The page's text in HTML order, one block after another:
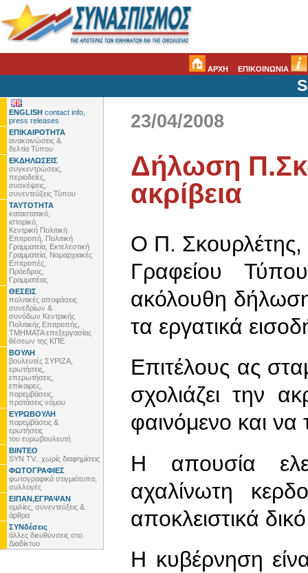
ΑΡΧΗ ΕΠΙΚΟΙΝΩΝΙΑ
ENGLISH contact info,
press releases
ΕΠΙΚΑΙΡΟΤΗΤΑ
ανακοινώσεις &
δελτία Τύπου
ΕΚΔΗΛΩΣΕΙΣ
συγκεντρώσεις,
περιοδείες,
συσκέψεις,
συνεντεύξεις Τύπου
ΤΑΥΤΟΤΗΤΑ
καταστατικό,
ιστορικό,
Κεντρική Πολιτική
Επιτροπή, Πολιτική
Γραμματεία, Εκτελεστική
Γραμματεία, Νομαρχιακές
Επιτροπές,
Πρόεδρος,
Γραμματέας
ΘΕΣΕΙΣ
πολιτικές αποφάσεις
συνεδρίων &
συνόδων Κεντρικής
Πολιτικής Επιτροπής,
ΤΜΗΜΑΤΑ επεξεργασίας
θέσεων της ΚΠΕ
ΒΟΥΛΗ
βουλευτές ΣΥΡΙΖΑ,
ερωτήσεις,
επερωτήσεις,
επίκαιρες,
παρεμβάσεις,
προτάσεις νόμου
ΕΥΡΩΒΟΥΛΗ
παρεμβάσεις &
ερωτήσεις
του ευρωβουλευτή
ΒΙΝΤΕΟ
SYN TV.. χωρίς διαφημίσεις
ΦΩΤΟΓΡΑΦΙΕΣ
φωτογραφικά στιγμιότυπα,
συλλογές
ΕΙΠΑΝ,ΕΓΡΑΨΑΝ
ομιλίες, συνεντεύξεις &
άρθρα
ΣΥΝδέσεις
άλλες διευθύνσεις στο
Διαδίκτυο
23/04/2008
Δήλωση
ακρίβεια
Ο Π.
Γραφείου
ακόλουθη
τα εργατικά
Επιτέλους ας
σχολιάζει την
φαινόμενο και να
Η απουσία
αχαλίνωτη
αποκλειστικά
Η κυβέρνηση